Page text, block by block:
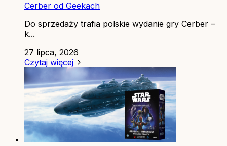
Cerber od Geekach
Do sprzedaży trafia polskie wydanie gry Cerber –
k...
27 lipca, 2026
Czytaj więcej